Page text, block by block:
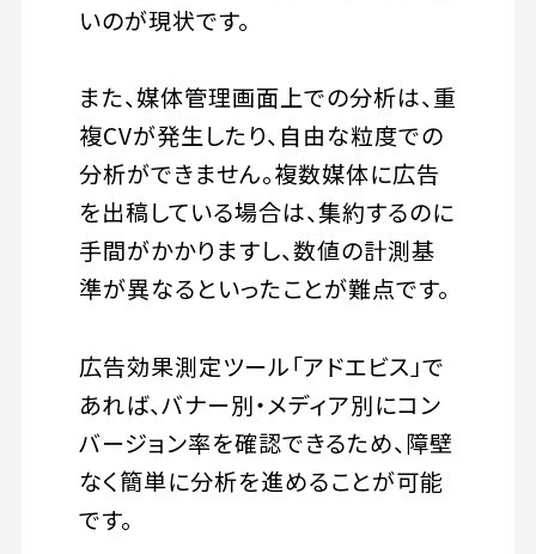
いのが現状です。
また、媒体管理画面上での分析は、重
複CVが発生したり、自由な粒度での
分析ができません。複数媒体に広告
を出稿している場合は、集約するのに
手間がかかりますし、数値の計測基
準が異なるといったことが難点です。
広告効果測定ツール「アドエビス」で
あれば、バナー別・メディア別にコン
バージョン率を確認できるため、障壁
なく簡単に分析を進めることが可能
です。